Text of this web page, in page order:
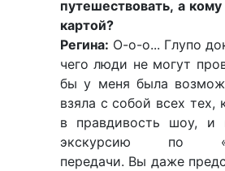
путешествовать, а
картой?
Регина: О-о-о... Глупо
чего люди не могут
бы у меня была
взяла с собой всех тех,
в правдивость шоу, и
экскурсию по
передачи. Вы даже